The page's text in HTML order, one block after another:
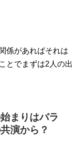
係があればそれは
とでまずは2人の出
まりはバラ
演から？